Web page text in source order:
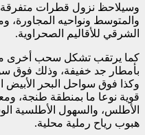
وسيلاحظ نزول قطرات
والمتوسط ونواحيه المجاورة،
الشرقي للأقاليم الصحراوية.
كما يرتقب تشكل سحب أخرى
بأمطار جد خفيفة، وذلك فوق
وكذا فوق سواحل البحر
قوية نوعا ما بمنطقة طنجة،
الأطلس، والسهول الأطلسية
هبوب رياح رملية محلية.